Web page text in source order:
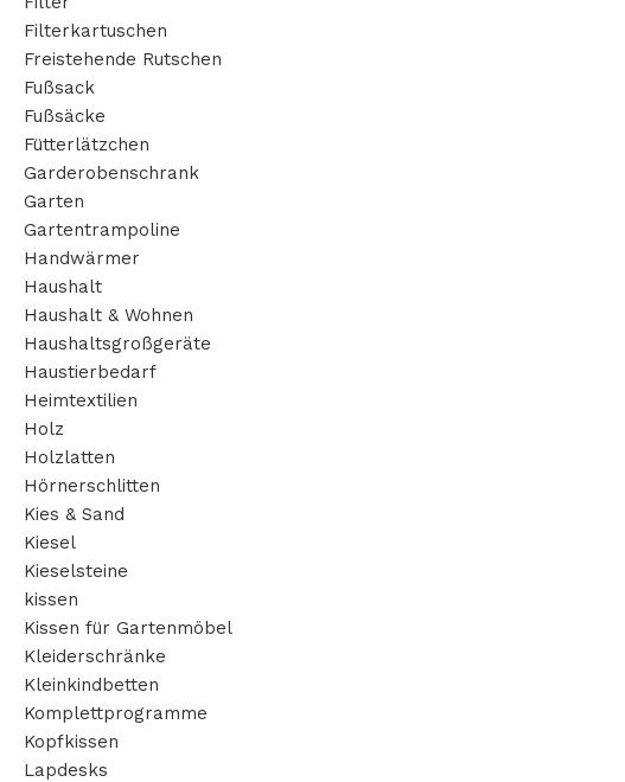
Filterkartuschen
Freistehende Rutschen
Fußsack
Fußsäcke
Fütterlätzchen
Garderobenschrank
Garten
Gartentrampoline
Handwärmer
Haushalt
Haushalt & Wohnen
Haushaltsgroßgeräte
Haustierbedarf
Heimtextilien
Holz
Holzlatten
Hörnerschlitten
Kies & Sand
Kiesel
Kieselsteine
kissen
Kissen für Gartenmöbel
Kleiderschränke
Kleinkindbetten
Komplettprogramme
Kopfkissen
Lapdesks